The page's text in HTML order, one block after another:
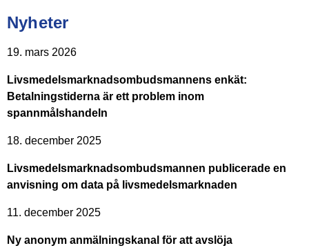
Nyheter
19. mars 2026
Livsmedelsmarknadsombudsmannens enkät:
Betalningstiderna är ett problem inom
spannmålshandeln
18. december 2025
Livsmedelsmarknadsombudsmannen publicerade en
anvisning om data på livsmedelsmarknaden
11. december 2025
Ny anonym anmälningskanal för att avslöja